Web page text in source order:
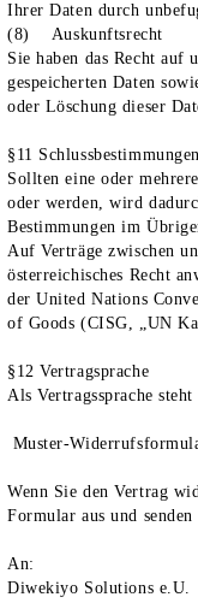
Ihrer Daten durch
(8) Auskunftsrecht
Sie haben das Recht auf
gespeicherten Daten
oder Löschung dieser
§11 Schlussbestimmungen
Sollten eine oder
oder werden, wird
Bestimmungen im
Auf Verträge zwischen
österreichisches Recht
der United Nations
of Goods (CISG, „UN
§12 Vertragsprache
Als Vertragssprache
Muster-
Wenn Sie den Vertrag
Formular aus und
An:
Diwekiyo Solutions e.U.